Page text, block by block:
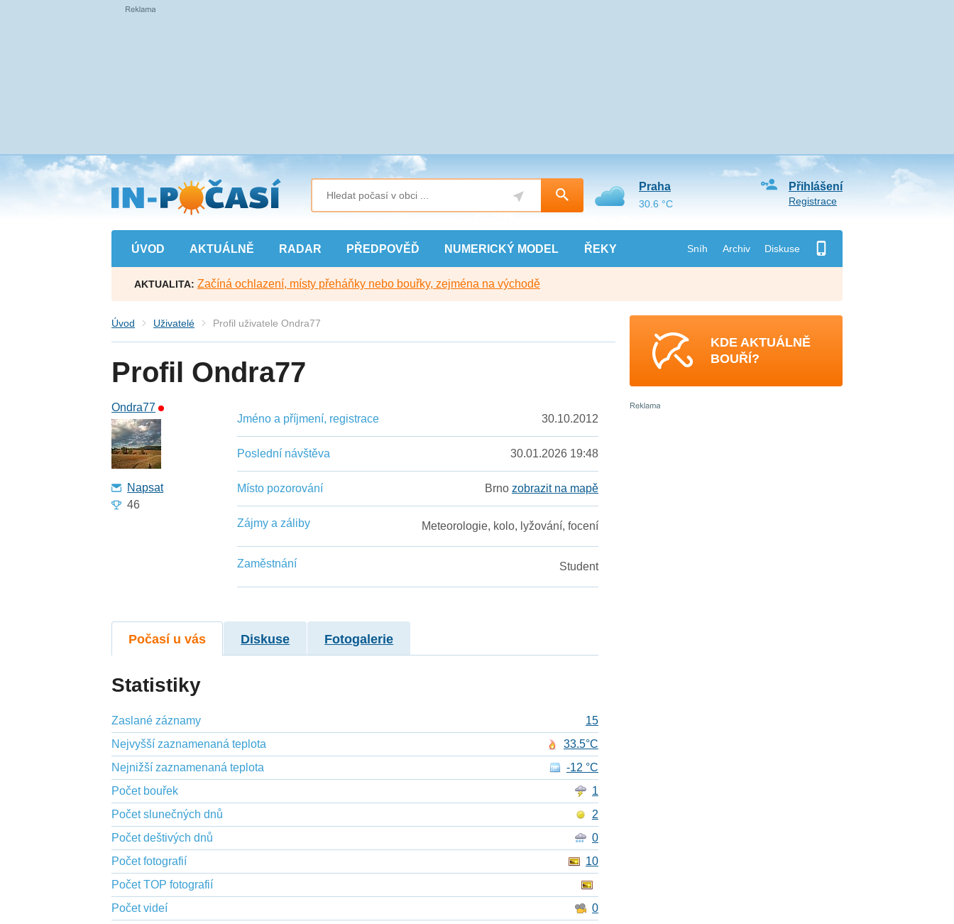
Přejít
na
hlavní
obsah
ÚVOD AKTUÁLNĚ RADAR PŘEDPOVĚĎ NUMERICKÝ MODEL ŘEKY Sníh Archiv Diskuse
Přihlášení
Registrace
Praha
30.6 °C
AKTUALITA: Začíná ochlazení, místy přeháňky nebo bouřky, zejména na východě
Úvod Uživatelé Profil uživatele Ondra77
Profil Ondra77
Ondra77
Napsat
46
Jméno a příjmení, registrace 30.10.2012
Poslední návštěva 30.01.2026 19:48
Místo pozorování Brno zobrazit na mapě
Zájmy a záliby Meteorologie, kolo, lyžování, focení
Zaměstnání Student
Počasí u vás Diskuse Fotogalerie
Statistiky
Zaslané záznamy
15
Nejvyšší zaznamenaná teplota
33.5°C
Nejnižší zaznamenaná teplota
-12 °C
Počet bouřek
1
Počet slunečných dnů
2
Počet deštivých dnů
0
Počet fotografií
10
Počet TOP fotografií
Počet videí
0
KDE AKTUÁLNĚ
BOUŘÍ?